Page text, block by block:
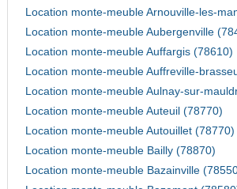
Location monte-meuble Arnouville-les-
Location monte-meuble Aubergenville
Location monte-meuble Auffargis (78610)
Location monte-meuble Auffreville-
Location monte-meuble Aulnay-sur-
Location monte-meuble Auteuil (78770)
Location monte-meuble Autouillet (78770)
Location monte-meuble Bailly (78870)
Location monte-meuble Bazainville